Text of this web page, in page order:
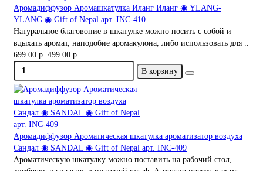
Аромадиффузор Аромашкатулка Иланг Иланг ◉ YLANG-
YLANG ◉ Gift of Nepal арт. INC-410
Натуральное благовоние в шкатулке можно носить с собой и
вдыхать аромат, наподобие аромакулона, либо использовать для ..
699.00 р. 499.00 р.
В корзину
Аромадиффузор Ароматическая шкатулка ароматизатор воздуха
Сандал ◉ SANDAL ◉ Gift of Nepal арт. INC-409
Ароматическую шкатулку можно поставить на рабочий стол,